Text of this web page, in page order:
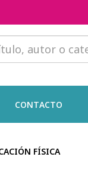
CONTACTO
FÍSICA